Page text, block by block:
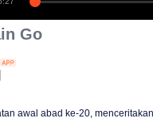
Go
awal abad ke-20,